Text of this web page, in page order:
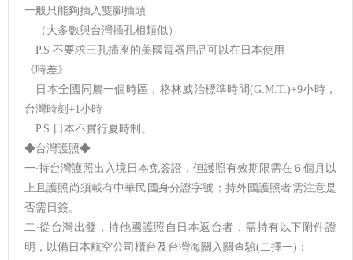
一般只能夠插入雙腳插頭
（大多數與台灣插孔相類似）
P.S 不要求三孔插座的美國電器用品可以在日本使用
《時差》
日本全國同屬一個時區，格林威治標準時間(G.M.T.)+9小時，
台灣時刻+1小時
P.S 日本不實行夏時制。
◆台灣護照◆
一‧持台灣護照出入境日本免簽證，但護照有效期限需在６個月以
上且護照尚須載有中華民國身分證字號；持外國護照者需注意是
否需日簽。
二‧從台灣出發，持他國護照自日本返台者，需持有以下附件證
明，以備日本航空公司櫃台及台灣海關入關查驗(二擇一)：